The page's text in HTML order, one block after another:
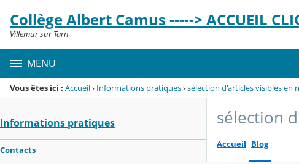
Menu de la rubrique
Contenu
Collège Albert Camus -----> ACCUEIL
Villemur sur Tarn
MENU
Vous êtes ici : Accueil› Informations pratiques›sélection d'articles visibles en
Informations pratiques
Contacts
sélection
Accueil Blog